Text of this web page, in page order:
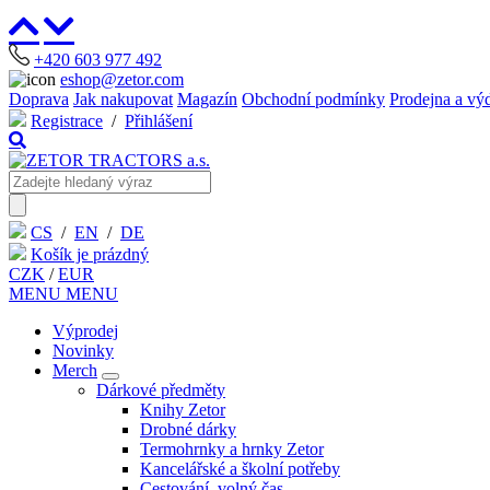
+420 603 977 492
eshop@zetor.com
Doprava Jak nakupovat Magazín Obchodní podmínky Prodejna a
Registrace / Přihlášení
CS / EN / DE
Košík je prázdný
CZK /EUR
MENU MENU
Výprodej
Novinky
Merch
Dárkové předměty
Knihy Zetor
Drobné dárky
Termohrnky a hrnky Zetor
Kancelářské a školní potřeby